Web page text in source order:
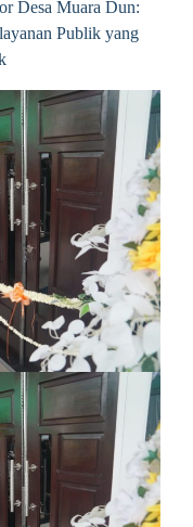
Desa Muara Dun:
Publik yang